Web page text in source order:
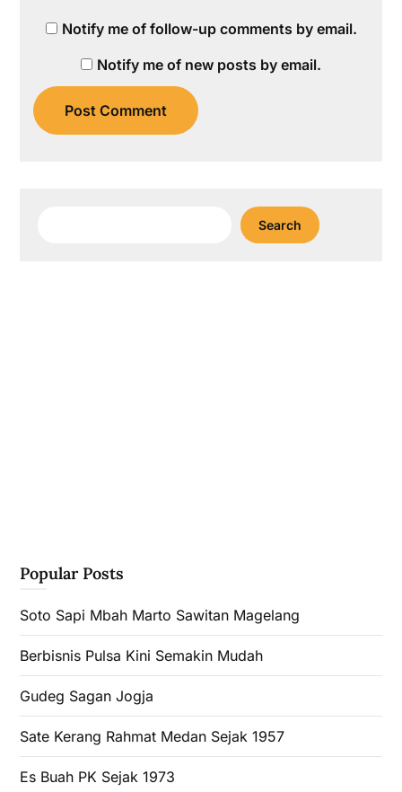
Notify me of follow-up comments by email.
Notify me of new posts by email.
Search
Popular Posts
Soto Sapi Mbah Marto Sawitan Magelang
Berbisnis Pulsa Kini Semakin Mudah
Gudeg Sagan Jogja
Sate Kerang Rahmat Medan Sejak 1957
Es Buah PK Sejak 1973